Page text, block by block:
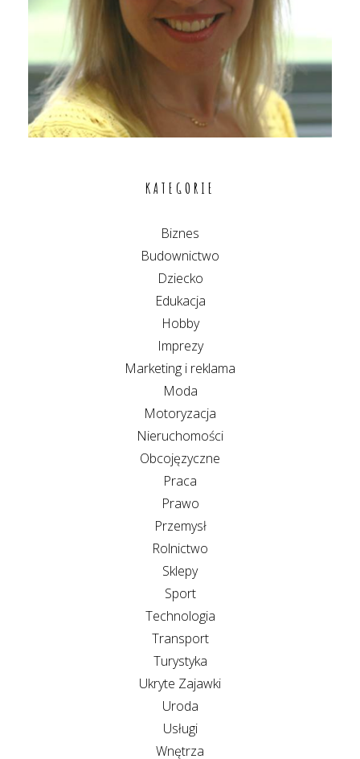
KATEGORIE
Biznes
Budownictwo
Dziecko
Edukacja
Hobby
Imprezy
Marketing i reklama
Moda
Motoryzacja
Nieruchomości
Obcojęzyczne
Praca
Prawo
Przemysł
Rolnictwo
Sklepy
Sport
Technologia
Transport
Turystyka
Ukryte Zajawki
Uroda
Usługi
Wnętrza